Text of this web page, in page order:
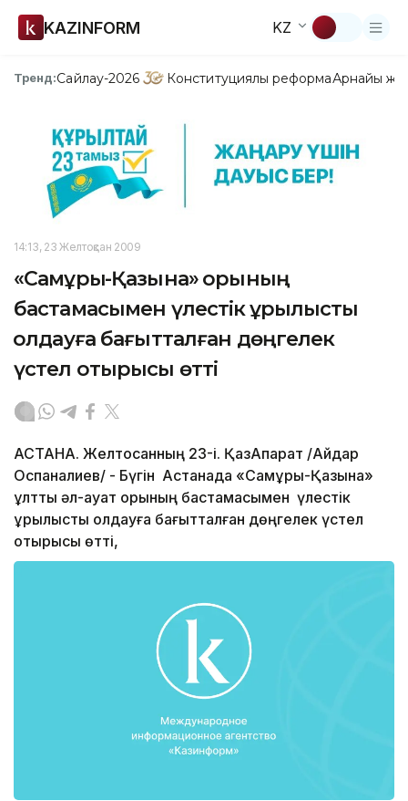
KAZINFORM KZ
Тренд:Сайлау-2026 Конституциялық реформаАрнайы
14:13, 23 Желтоқсан 2009
«Самұрық-Қазына» қорының
бастамасымен үлестік құрылысты
қолдауға бағытталған дөңгелек
үстел отырысы өтті
АСТАНА. Желтоқсанның 23-і. ҚазАқпарат /Айдар
Оспаналиев/ - Бүгін Астанада «Самұрық-Қазына»
ұлттық әл-ауқат қорының бастамасымен үлестік
құрылысты қолдауға бағытталған дөңгелек үстел
отырысы өтті,